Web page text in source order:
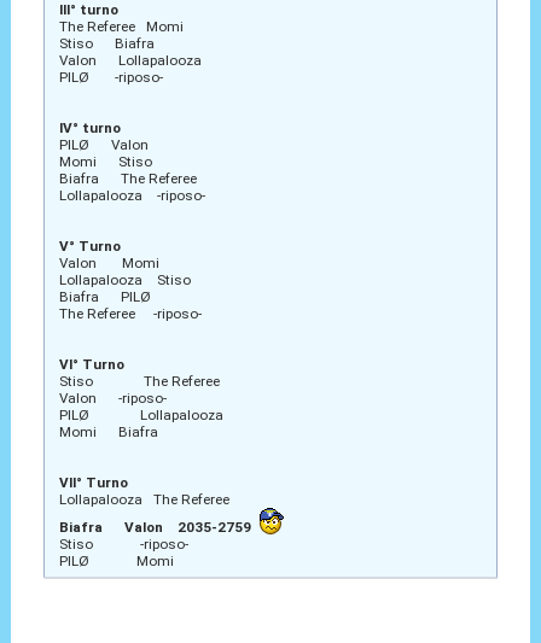
III° turno
The Referee Momi
Stiso Biafra
Valon Lollapalooza
PILØ -riposo-
IV° turno
PILØ Valon
Momi Stiso
Biafra The Referee
Lollapalooza -riposo-
V° Turno
Valon Momi
Lollapalooza Stiso
Biafra PILØ
The Referee -riposo-
VI° Turno
Stiso The Referee
Valon -riposo-
PILØ Lollapalooza
Momi Biafra
VII° Turno
Lollapalooza The Referee
Biafra Valon 2035-2759
Stiso -riposo-
PILØ Momi